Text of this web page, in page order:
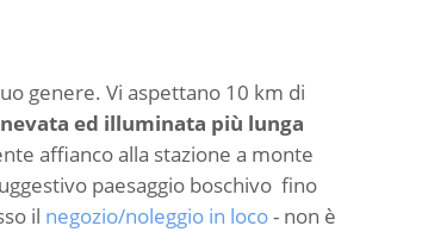
genere. Vi aspettano 10 km di
ed illuminata più lunga
affianco alla stazione a monte
paesaggio boschivo fino
il negozio/noleggio in loco- non è